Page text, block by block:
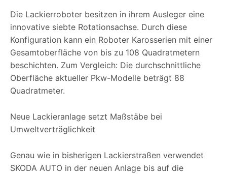
Die Lackierroboter besitzen in ihrem Ausleger eine
innovative siebte Rotationsachse. Durch diese
Konfiguration kann ein Roboter Karosserien mit einer
Gesamtoberfläche von bis zu 108 Quadratmetern
beschichten. Zum Vergleich: Die durchschnittliche
Oberfläche aktueller Pkw-Modelle beträgt 88
Quadratmeter.
Neue Lackieranlage setzt Maßstäbe bei
Umweltverträglichkeit
Genau wie in bisherigen Lackierstraßen verwendet
SKODA AUTO in der neuen Anlage bis auf die